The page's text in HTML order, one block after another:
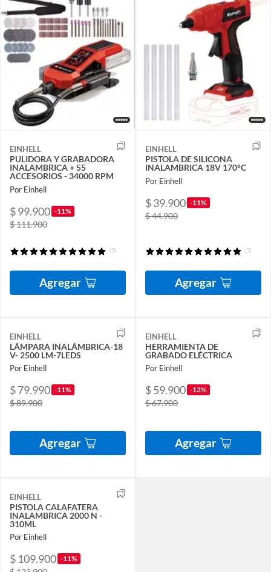
EINHELL
PULIDORA Y GRABADORA
INALAMBRICA + 55
ACCESORIOS - 34000 RPM
Por Einhell
$ 99.900 -11%
$ 111.900
(3)
Agregar
EINHELL
PISTOLA DE SILICONA
INALAMBRICA 18V 170°C
Por Einhell
$ 39.900 -11%
$ 44.900
(7)
Agregar
EINHELL
LÁMPARA INALÁMBRICA-18
V- 2500 LM-7LEDS
Por Einhell
$ 79.990 -11%
$ 89.900
Agregar
EINHELL
HERRAMIENTA DE
GRABADO ELÉCTRICA
Por Einhell
$ 59.900 -12%
$ 67.900
Agregar
EINHELL
PISTOLA CALAFATERA
INALAMBRICA 2000 N -
310ML
Por Einhell
$ 109.900 -11%